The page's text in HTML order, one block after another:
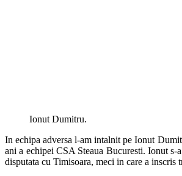
Ionut Dumitru.
In echipa adversa l-am intalnit pe Ionut
ani a echipei CSA Steaua Bucuresti. Ionut s-
disputata cu Timisoara, meci in care a inscris